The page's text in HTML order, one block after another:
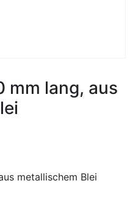
mm lang, aus
metallischem Blei